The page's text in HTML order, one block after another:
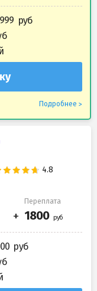
Подробнее
Переплата